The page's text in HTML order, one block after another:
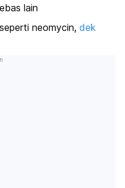
lain
neomycin, dek